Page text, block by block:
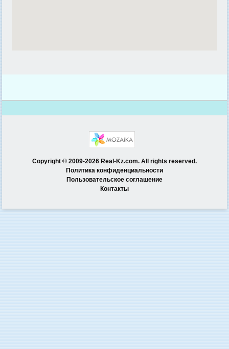
Copyright © 2009-2026 Real-Kz.com. All rights reserved.
Политика конфиденциальности
Пользовательское соглашение
Контакты